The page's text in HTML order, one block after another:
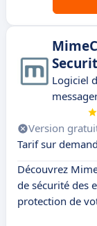
Logiciel
Version
Tarif sur
Découvrez
de sécurité des
protection de